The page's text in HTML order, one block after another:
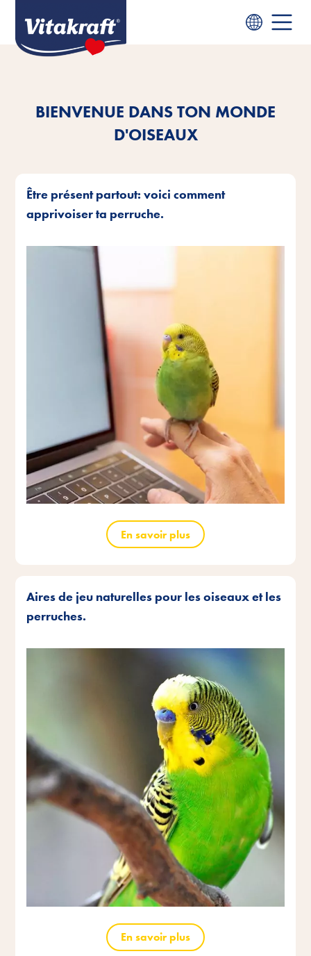
BIENVENUE DANS TON MONDE
D'OISEAUX
Être présent partout: voici comment
apprivoiser ta perruche.
En savoir plus
Aires de jeu naturelles pour les oiseaux et les
perruches.
En savoir plus